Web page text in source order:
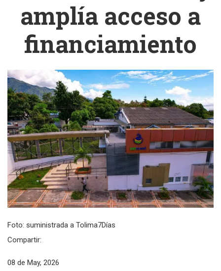
amplía acceso a
financiamiento
Foto: suministrada a Tolima7Días
Compartir:
08 de May, 2026